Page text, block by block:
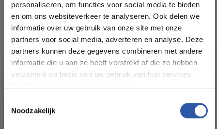
personaliseren, om functies voor social media te bieden
en om ons websiteverkeer te analyseren. Ook delen we
informatie over uw gebruik van onze site met onze
partners voor social media, adverteren en analyse. Deze
partners kunnen deze gegevens combineren met andere
informatie die u aan ze heeft verstrekt of die ze hebben
verzameld op basis van uw gebruik van hun services.
Noodzakelijk
Patroon: Tegel
Kleur: Beige
Pakinhoud (m²):